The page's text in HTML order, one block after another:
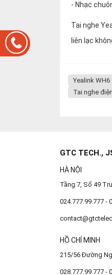
- Nhạc
Tai nghe
liên lạc
Yealink WH6
Tai nghe
GTC TECH.,
HÀ NỘI
Tầng 7, Số 49
024.777.99.777 -
HỒ CHÍ MINH
215/56 Đường
028.777.99.777 -